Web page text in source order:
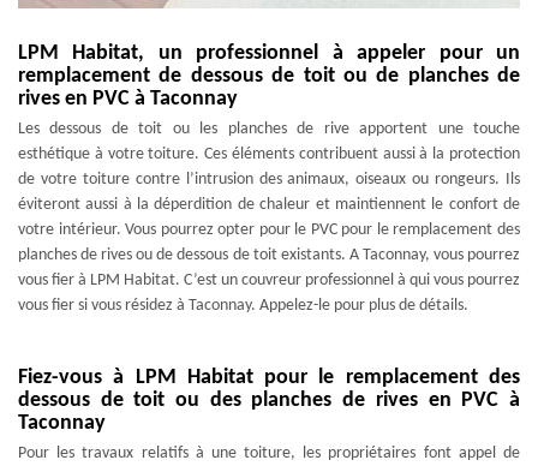
LPM Habitat, un professionnel à appeler pour un
remplacement de dessous de toit ou de planches de
rives en PVC à Taconnay
Les dessous de toit ou les planches de rive apportent une touche
esthétique à votre toiture. Ces éléments contribuent aussi à la protection
de votre toiture contre l’intrusion des animaux, oiseaux ou rongeurs. Ils
éviteront aussi à la déperdition de chaleur et maintiennent le confort de
votre intérieur. Vous pourrez opter pour le PVC pour le remplacement des
planches de rives ou de dessous de toit existants. A Taconnay, vous pourrez
vous fier à LPM Habitat. C’est un couvreur professionnel à qui vous pourrez
vous fier si vous résidez à Taconnay. Appelez-le pour plus de détails.
Fiez-vous à LPM Habitat pour le remplacement des
dessous de toit ou des planches de rives en PVC à
Taconnay
Pour les travaux relatifs à une toiture, les propriétaires font appel de